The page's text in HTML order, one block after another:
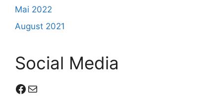
Mai 2022
August 2021
Social Media
Facebook
E-Mail